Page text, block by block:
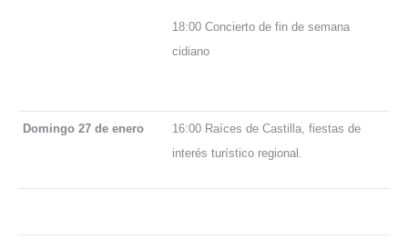
18:00 Concierto de fin de semana
cidiano
Domingo 27 de enero
16:00 Raíces de Castilla, fiestas de
interés turístico regional.